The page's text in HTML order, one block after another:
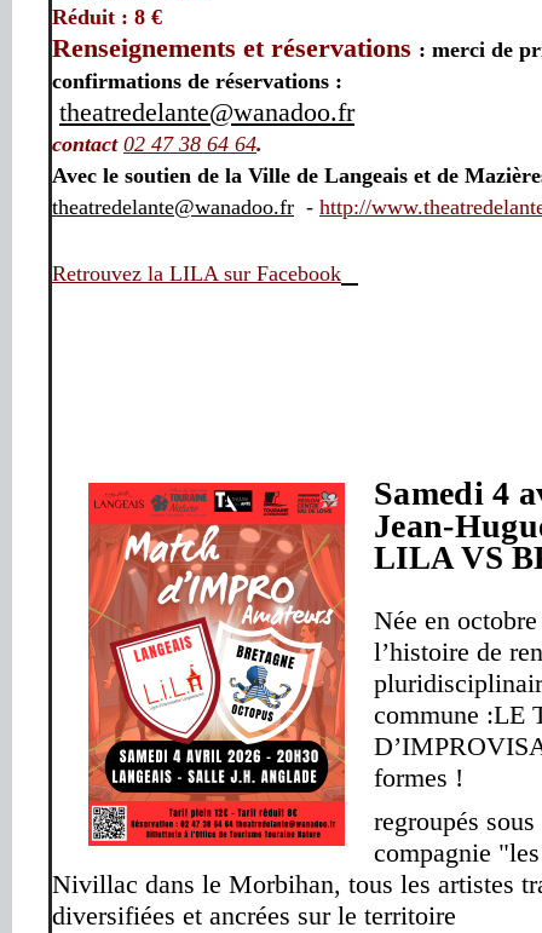
Réduit : 8 €
Renseignements et réservations : merci de
confirmations de réservations :
theatredelante@wanadoo.fr
contact 02 47 38 64 64.
Avec le soutien de la Ville de Langeais et de
theatredelante@wanadoo.fr - http://
Retrouvez la LILA sur Facebook
Samedi 4
Jean-
LILA VS
Née en
l’histoire de
commune :LE
formes !
regroupés
compagnie
Nivillac dans le Morbihan, tous les artistes
diversifiées et ancrées sur le territoire